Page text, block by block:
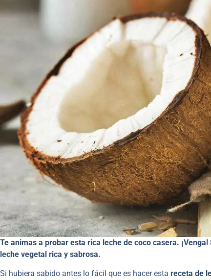
Te animas a probar esta rica leche de coco casera.
leche vegetal rica y sabrosa.
Si hubiera sabido antes lo fácil que es hacer esta receta de